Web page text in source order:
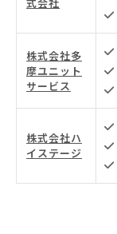
式会社
株式会社多
摩ユニット
サービス
株式会社ハ
イステージ